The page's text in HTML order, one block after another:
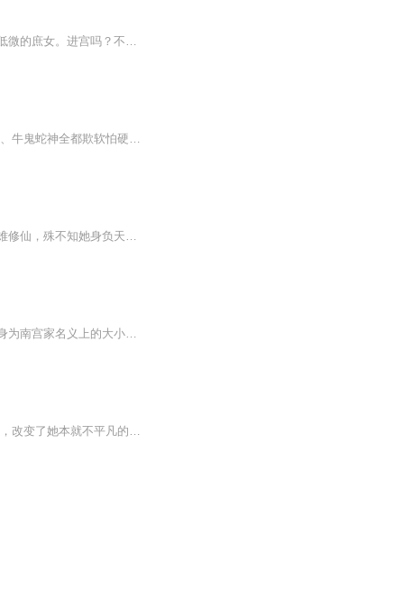
穿越？不稀罕。她稀罕的是怎么不穿越成武则天、花木兰那样的英雄儿女，偏偏穿越成身份低微的庶女。进宫吗？不稀罕。她稀罕的是她怎么不直接穿成皇后。这个男人一定是脑子抽了，为了一个手链竟然大费周章让她进宫？前世特工的她，穿到古代也要掌控自己的命运!
一朝穿越，特工女王变成小农女一枚，还附赠一枚小包子。 父母偏心，兄妹不喜，爷奶叔伯、牛鬼蛇神全都欺软怕硬，偏心爷奶想卖了她换钱？渣娘也想掺和一下…… 这该怎么办？不要怂，就是干。
顶级特工魂穿异世废柴公主，一朝觉醒眸覆寒芒，誓要颠覆命运艳压十方！世人皆嘲无灵根难修仙，殊不知她身负天生灵脉，纳天地灵气修百家绝学，以绝对实力碾压所有轻视之辈。灵宠秘境肆意驰骋，世间异兽尽皆俯首；红尘俊彦万千，唯对冷面绝世强者悍然对峙。...
她是毒医双绝的超强特工，前一世死于好姐妹的背叛却不明真相；穿越而来二次重生，她化身为南宫家名义上的大小姐，与北奥国腹黑病弱却深藏不露的夫君结下不解孽缘，却终究逃脱不了真实身份的宿命，双双惨死暴尸午门；三世她原地重生，洞悉了一切的南宫婉儿势必要助他心爱的男人登上权力的顶峰，给予他无限的宠爱，同时给残害她之人带来嗜血的报复，堕入地狱，万劫不复......当王牌特工与她的病弱腹黑夫君再度携手踏进权力与权力的对决，特工与特工的较量，乱世风云，强强碰撞，必将天地变色，长风激荡！...
女特工重生穿越到一个五岁女童身上，就很炸裂！逆袭草包狂妃 当一场命中注定的事故降临，改变了她本就不平凡的生命。全新的世界陌生的人，一切的一切都等待着她去探索挖掘。 爱与恨，恩与仇，各种复杂的情感接踵而至，她该如何去识破，抉择？当一切归于平...